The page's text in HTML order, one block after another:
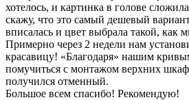
хотелось, и картинка в голове
скажу, что это самый дешевый
вписалась и цвет выбрала такой, как
Примерно через 2 недели нам
красавицу! «Благодаря» нашим
помучиться с монтажом верхних
получился отменный.
Большое всем спасибо! Рекомендую!